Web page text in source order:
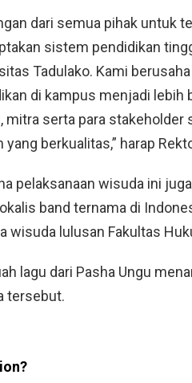
dari semua pihak untuk
sistem pendidikan
Tadulako. Kami
di kampus menjadi lebih
mitra serta para stakeholder
yang berkualitas,” harap
pelaksanaan wisuda ini
band ternama di
wisuda lulusan Fakultas
lagu dari Pasha Ungu
tersebut.